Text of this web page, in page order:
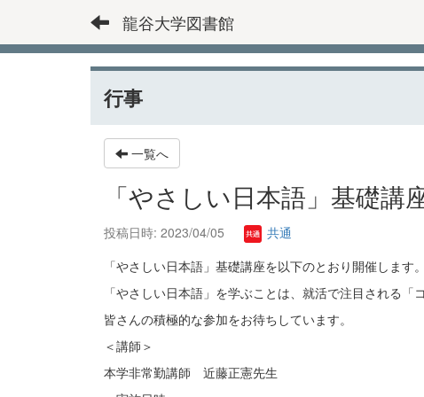
龍谷大学図書館
行事
一覧へ
「やさしい日本語」基礎
投稿日時: 2023/04/05
共通
「やさしい日本語」基礎講座を以下のとおり開催します。
「やさしい日本語」を学ぶことは、就活で注目される
皆さんの積極的な参加をお待ちしています。
＜講師＞
本学非常勤講師 近藤正憲先生